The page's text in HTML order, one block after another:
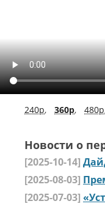
240p, 360p, 480p
Новости о
[2025-10-14]
[2025-08-03] Премьера
[2025-07-03]